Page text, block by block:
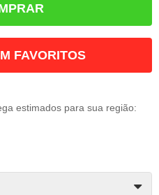
FAVORITOS
estimados para sua região: